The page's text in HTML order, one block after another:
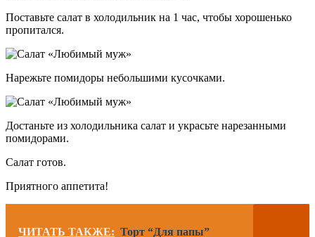
Поставьте салат в холодильник на 1 час, чтобы хорошенько
пропитался.
Нарежьте помидоры небольшими кусочками.
Достаньте из холодильника салат и украсьте нарезанными
помидорами.
Салат готов.
Приятного аппетита!
ЧИТАТЬ ТАКЖЕ: Торт “Для папы”